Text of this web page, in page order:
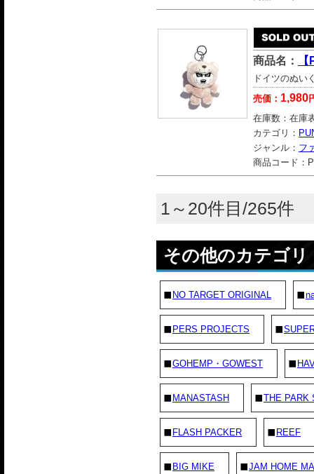
商品名：
ドイツのぬい
売価： 1,980
在庫数： 在庫
カテゴリ：
ジャンル： フ
商品コード：
1～20件目/265件
その他のカテゴリ
NO TARGET ORIGINAL
PERS PROJECTS
GOHEMP・GOWEST
MANASTASH THE PARK
FLASH PACKER REEF
BIG MIKE JAM HOME